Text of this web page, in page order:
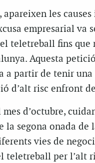
les causes
empresarial va
teletreball fins que
Aquesta
a partir de tenir
d’alt risc enfront
d’octubre,
segona onada de
vies de
per l’alt